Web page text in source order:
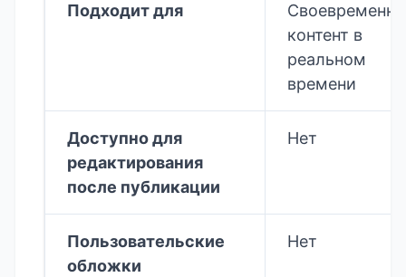
Подходит для
контент в
реальном
времени
Доступно для
редактирования
после публикации
Нет
Пользовательские
обложки
Нет